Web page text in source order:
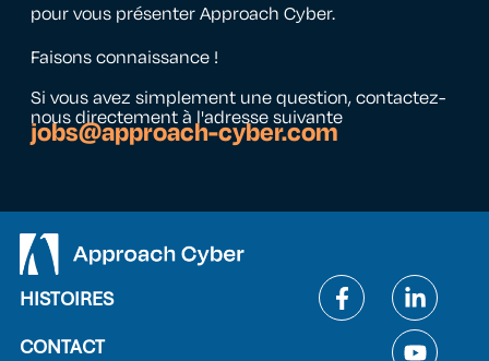
pour vous présenter Approach Cyber.
Faisons connaissance !
Si vous avez simplement une question, contactez-
nous directement à l'adresse suivante
jobs@approach-cyber.com
HISTOIRES
CONTACT